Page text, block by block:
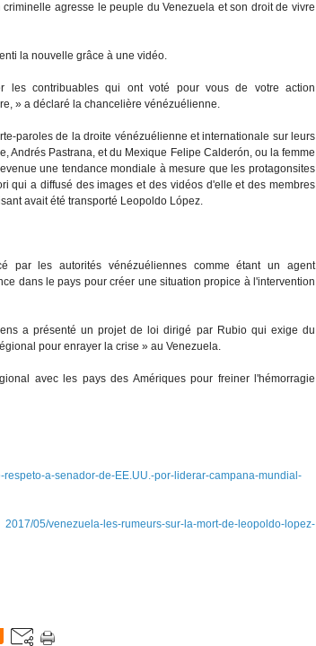
agresse le peuple du Venezuela et son droit de vivre
la nouvelle grâce à une vidéo.
les contribuables qui ont voté pour vous de votre action
» a déclaré la chancelière vénézuélienne.
paroles de la droite vénézuélienne et internationale sur leurs
Andrés Pastrana, et du Mexique Felipe Calderón, ou la femme
une tendance mondiale à mesure que les protagonsites
qui a diffusé des images et des vidéos d'elle et des membres
avait été transporté Leopoldo López.
par les autorités vénézuéliennes comme étant un agent
dans le pays pour créer une situation propice à l'intervention
a présenté un projet de loi dirigé par Rubio qui exige du
pour enrayer la crise » au Venezuela.
avec les pays des Amériques pour freiner l'hémorragie
respeto-a-senador-de-EE.UU.-por-liderar-campana-mundial-
venezuela-les-rumeurs-sur-la-mort-de-leopoldo-lopez-